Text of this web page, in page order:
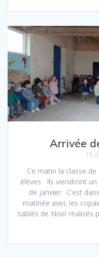
Arrivée
15
Ce matin la classe
élèves. Ils viendront
de janvier. C’est
matinée avec les
sablés de Noël réalisés